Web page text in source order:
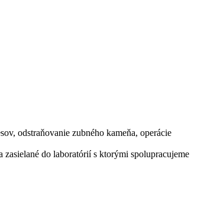
odstraňovanie zubného kameňa, operácie
do laboratórií s ktorými spolupracujeme